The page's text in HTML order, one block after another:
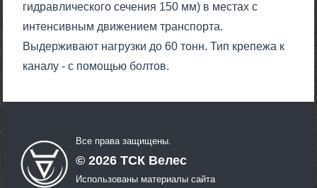
гидравлического сечения 150 мм) в местах с
интенсивным движением транспорта.
Выдерживают нагрузки до 60 тонн. Тип крепежа к
каналу - с помощью болтов.
Все права защищены.
©2026 ТСК Велес
Использованы материалы сайта